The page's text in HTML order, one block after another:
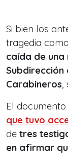
Si bien los
tragedia
caída de una
Subdirección
Carabineros,
El
que tuvo
de tres
en afirmar